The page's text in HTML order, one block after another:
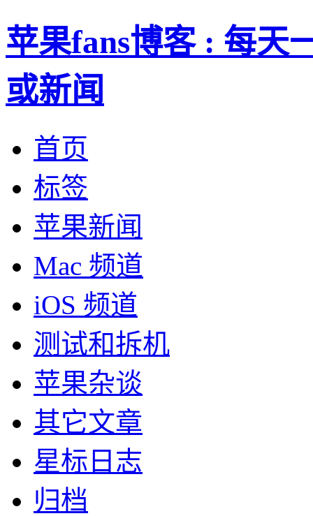
苹果fans博客 : 每天
或新闻
首页
标签
苹果新闻
Mac 频道
iOS 频道
测试和拆机
苹果杂谈
其它文章
星标日志
归档